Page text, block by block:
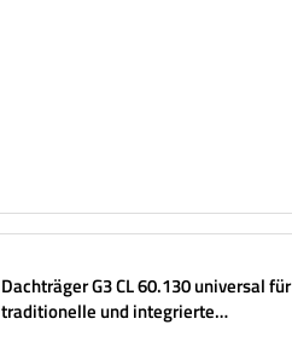
Dachträger G3 CL 60.130 universal für
traditionelle und integrierte